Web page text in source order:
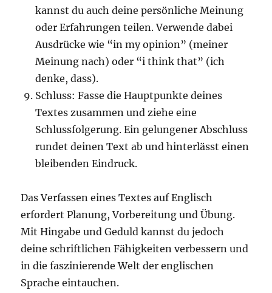
kannst du auch deine persönliche Meinung
oder Erfahrungen teilen. Verwende dabei
Ausdrücke wie “in my opinion” (meiner
Meinung nach) oder “i think that” (ich
denke, dass).
Schluss: Fasse die Hauptpunkte deines
Textes zusammen und ziehe eine
Schlussfolgerung. Ein gelungener Abschluss
rundet deinen Text ab und hinterlässt einen
bleibenden Eindruck.
Das Verfassen eines Textes auf Englisch
erfordert Planung, Vorbereitung und Übung.
Mit Hingabe und Geduld kannst du jedoch
deine schriftlichen Fähigkeiten verbessern und
in die faszinierende Welt der englischen
Sprache eintauchen.